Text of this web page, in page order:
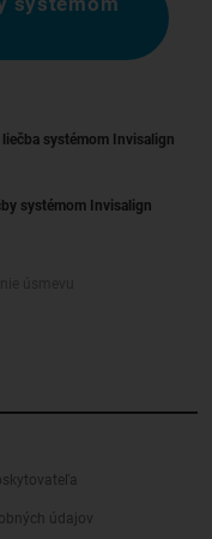
systémom Invisalign
systémom Invisalign
údajov